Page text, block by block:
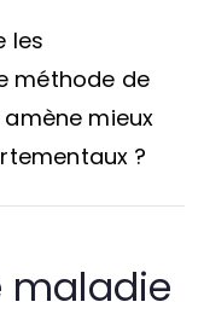
les
méthode de
mieux
?
maladie